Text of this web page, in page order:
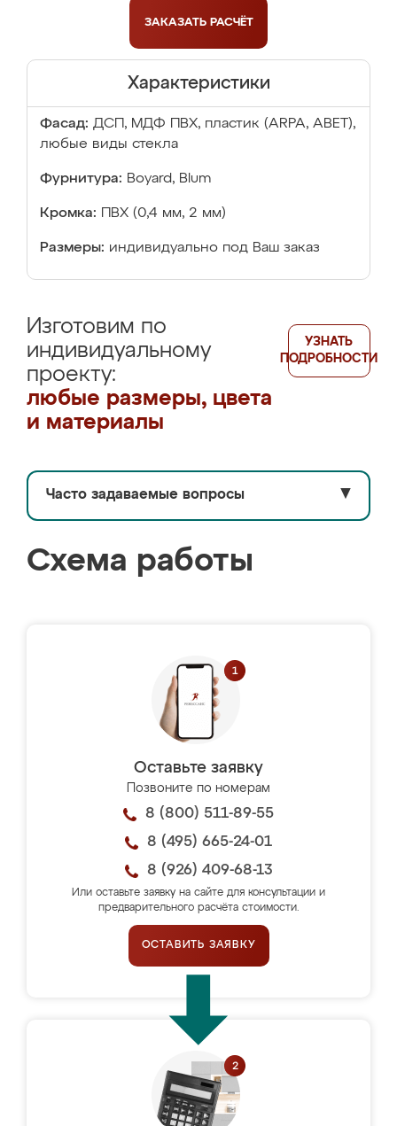
ЗАКАЗАТЬ РАСЧЁТ
Характеристики
Фасад: ДСП, МДФ ПВХ, пластик (ARPA, ABET),
любые виды стекла
Фурнитура: Boyard, Blum
Кромка: ПВХ (0,4 мм, 2 мм)
Размеры: индивидуально под Ваш заказ
Изготовим по
индивидуальному
проекту:
любые размеры, цвета
и материалы
УЗНАТЬ
ПОДРОБНОСТИ
Часто задаваемые вопросы ▼
Схема работы
Оставьте заявку
Позвоните по номерам
8 (800) 511-89-55
8 (495) 665-24-01
8 (926) 409-68-13
Или оставьте заявку на сайте для консультации и
предварительного расчёта стоимости.
ОСТАВИТЬ ЗАЯВКУ